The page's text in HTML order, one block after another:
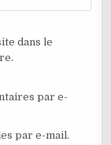
dans le
par e-
par e-mail.